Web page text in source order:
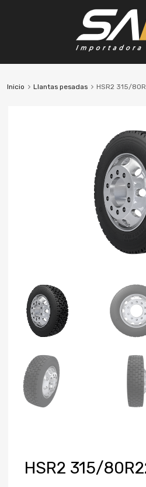
Inicio Llantas pesadas HSR2 315/
HSR2 315/